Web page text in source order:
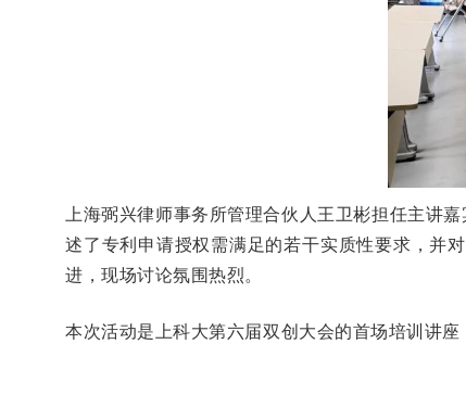
上海弼兴律师事务所管理合伙人王卫彬担任主讲
述了专利申请授权需满足的若干实质性要求，并
进，现场讨论氛围热烈。
本次活动是上科大第六届双创大会的首场培训讲